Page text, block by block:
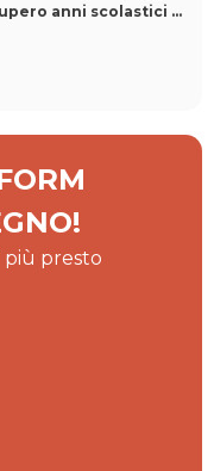
Recupero anni scolastici a Casorezzo
presto